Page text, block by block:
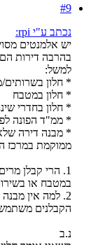
#9
נכתב ע"י rpi:
יש אלמנטים
בהרבה דירות
למשל:
* חלון
* חלון במטבח
* חלון בחדרי
* ממ"ד הפונה
ממוקמת במרכז
1. הרי קבלן
במטבח או
2. למה אין
הקבלנים
נ.ב